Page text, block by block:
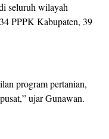
seluruh wilayah
PPPK Kabupaten, 39
program pertanian,
ujar Gunawan.